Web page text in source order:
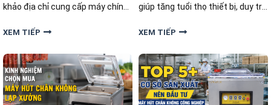
khảo địa chỉ cung cấp máy chính
tận tâm, bảo hành và hỗ trợ kỹ
XEM TIẾP
giúp tăng tuổi thọ thiết bị, duy trì
lượng đóng gói sản phẩm.
XEM TIẾP